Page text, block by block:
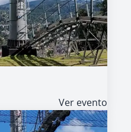
Ver evento